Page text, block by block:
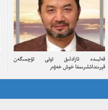
قەلبىدە ئازادلىق ئوتى ئۆچمىگەن
قېرىنداشلىرىمغا خوش خەۋەر